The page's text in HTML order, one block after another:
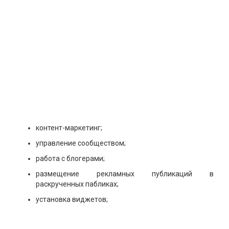
контент-маркетинг;
управление сообществом;
работа с блогерами;
размещение рекламных публикаций в
раскрученных пабликах;
установка виджетов;